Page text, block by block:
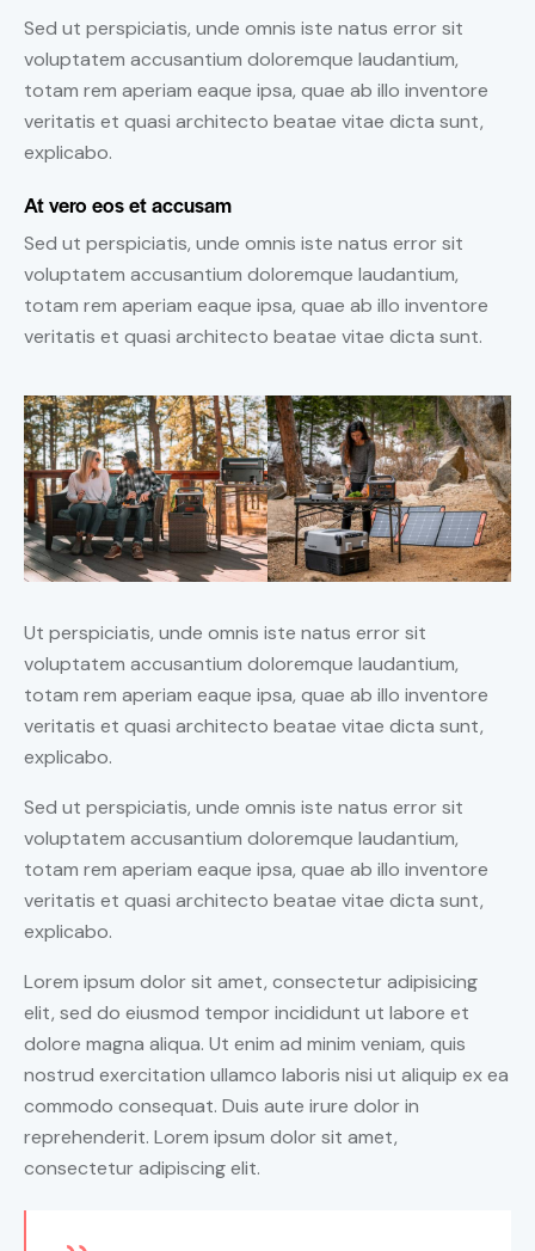
Sed ut perspiciatis, unde omnis iste natus error sit
voluptatem accusantium doloremque laudantium,
totam rem aperiam eaque ipsa, quae ab illo inventore
veritatis et quasi architecto beatae vitae dicta sunt,
explicabo.
At vero eos et accusam
Sed ut perspiciatis, unde omnis iste natus error sit
voluptatem accusantium doloremque laudantium,
totam rem aperiam eaque ipsa, quae ab illo inventore
veritatis et quasi architecto beatae vitae dicta sunt.
Ut perspiciatis, unde omnis iste natus error sit
voluptatem accusantium doloremque laudantium,
totam rem aperiam eaque ipsa, quae ab illo inventore
veritatis et quasi architecto beatae vitae dicta sunt,
explicabo.
Sed ut perspiciatis, unde omnis iste natus error sit
voluptatem accusantium doloremque laudantium,
totam rem aperiam eaque ipsa, quae ab illo inventore
veritatis et quasi architecto beatae vitae dicta sunt,
explicabo.
Lorem ipsum dolor sit amet, consectetur adipisicing
elit, sed do eiusmod tempor incididunt ut labore et
dolore magna aliqua. Ut enim ad minim veniam, quis
nostrud exercitation ullamco laboris nisi ut aliquip ex ea
commodo consequat. Duis aute irure dolor in
reprehenderit. Lorem ipsum dolor sit amet,
consectetur adipiscing elit.